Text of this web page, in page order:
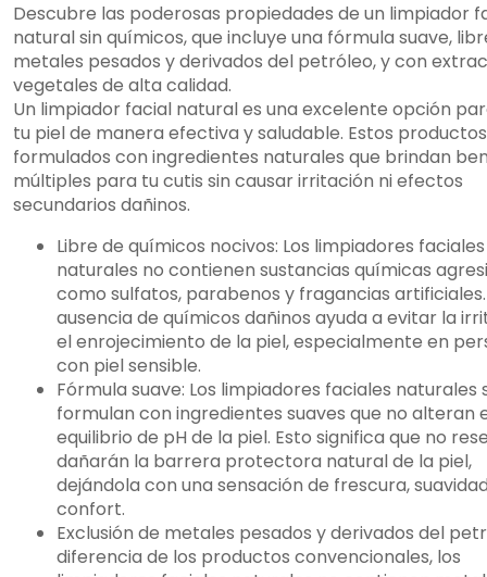
Descubre las poderosas propiedades de un limpiador
natural sin químicos, que incluye una fórmula suave,
metales pesados y derivados del petróleo, y con
vegetales de alta calidad.
Un limpiador facial natural es una excelente opción
tu piel de manera efectiva y saludable. Estos
formulados con ingredientes naturales que brindan
múltiples para tu cutis sin causar irritación ni efectos
secundarios dañinos.
Libre de químicos nocivos: Los limpiadores faciales
naturales no contienen sustancias químicas
como sulfatos, parabenos y fragancias
ausencia de químicos dañinos ayuda a evitar la
el enrojecimiento de la piel, especialmente en
con piel sensible.
Fórmula suave: Los limpiadores faciales naturales
formulan con ingredientes suaves que no alteran
equilibrio de pH de la piel. Esto significa que no
dañarán la barrera protectora natural de la piel,
dejándola con una sensación de frescura,
confort.
Exclusión de metales pesados y derivados del
diferencia de los productos convencionales, los